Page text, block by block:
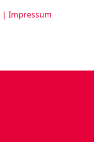
| Impressum